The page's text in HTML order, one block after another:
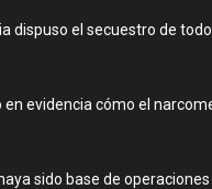
dispuso el secuestro de
evidencia cómo el
sido base de